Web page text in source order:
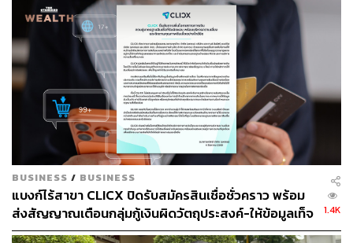
ABOUT THE AUTHOR
วาราดา ทองจำนงค์
Content Creator สำนักข่าว THE
STANDARD WEALTH
ABOUT THE AUTHOR
ประลองยุทธ ผงงอย
THE STANDARD WEALTH Feature Editor
BUSINESS / BUSINESS
แบงก์ไร้สาขา CLICX ปิดรับสมัครสินเชื่อชั่วคราว พร้อม
ส่งสัญญาณเตือนกลุ่มกู้เงินผิดวัตถุประสงค์-ให้ข้อมูลเท็จ
เตรียมดำเนินคดีเด็ดขาด
1.4K